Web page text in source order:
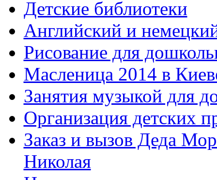
Детские библиотеки
Английский и
Рисование для
Масленица 2014 в
Занятия музыкой для
Организация детских
Заказ и вызов Деда
Николая